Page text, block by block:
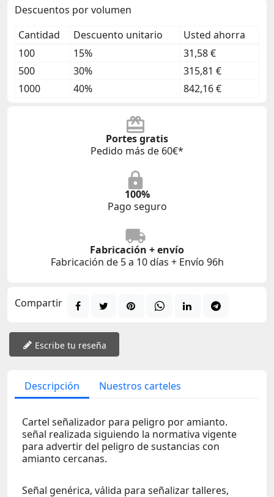
Descuentos por volumen
Cantidad
Descuento unitario
Usted ahorra
100
15%
31,58 €
500
30%
315,81 €
1000
40% 842,16 €
Portes gratis
Pedido más de 60€*
100%
Pago seguro
Fabricación + envío
Fabricación de 5 a 10 días + Envío 96h
Compartir
Escribe tu reseña
Descripción Nuestros carteles
Cartel señalizador para peligro por amianto.
señal realizada siguiendo la normativa vigente
para advertir del peligro de sustancias con
amianto cercanas.
Señal genérica, válida para señalizar talleres,